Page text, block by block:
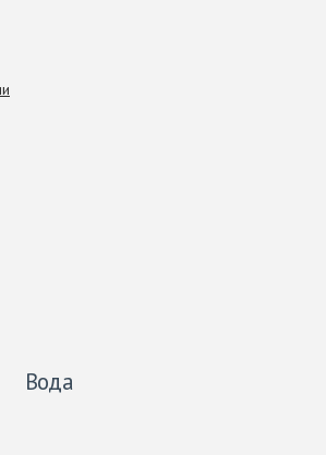
Вода